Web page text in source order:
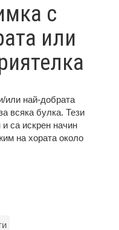
с
или
или най-добрата
всяка булка. Тези
са искрен начин
на хората около